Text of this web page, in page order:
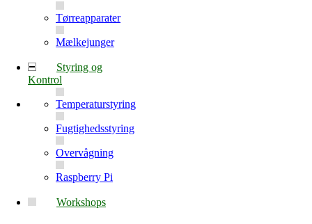
Tørreapparater
Mælkejunger
Styring og
Kontrol
Temperaturstyring
Fugtighedsstyring
Overvågning
Raspberry Pi
Workshops